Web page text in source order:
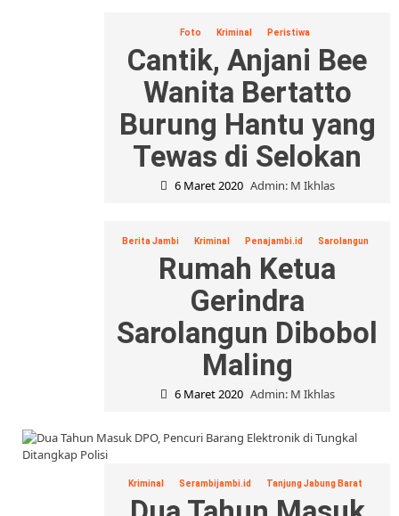
Foto Kriminal Peristiwa
Cantik, Anjani Bee
Wanita Bertatto
Burung Hantu yang
Tewas di Selokan
6 Maret 2020 Admin: M Ikhlas
Berita Jambi Kriminal Penajambi.id Sarolangun
Rumah Ketua
Gerindra
Sarolangun Dibobol
Maling
6 Maret 2020 Admin: M Ikhlas
Kriminal Serambijambi.id Tanjung Jabung Barat